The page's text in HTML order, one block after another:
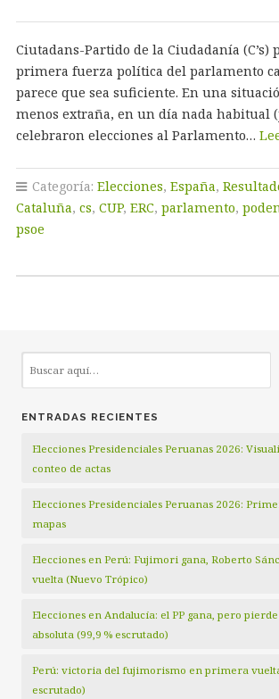
Ciutadans-Partido de la Ciudadanía (C’s)
primera fuerza política del parlamento
parece que sea suficiente. En una
menos extraña, en un día nada habitual
celebraron elecciones al Parlamento…
Categoría: Elecciones, España,
Cataluña, cs, CUP, ERC, parlamento,
psoe
ENTRADAS RECIENTES
Elecciones Presidenciales Peruanas 2026:
conteo de actas
Elecciones Presidenciales Peruanas 2026:
mapas
Elecciones en Perú: Fujimori gana, Roberto
vuelta (Nuevo Trópico)
Elecciones en Andalucía: el PP gana, pero
absoluta (99,9 % escrutado)
Perú: victoria del fujimorismo en primera
escrutado)